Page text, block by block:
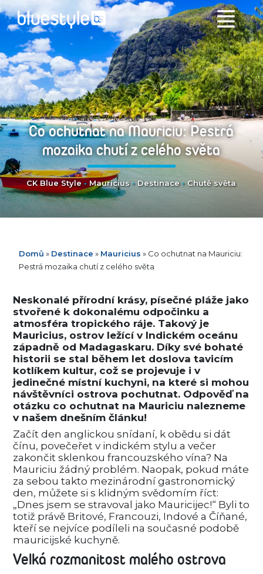
Co ochutnat na Mauriciu: Pestrá
mozaika chutí z celého světa
CK Blue Style• Mauricius•Destinace•Chutě světa
Domů » Destinace » Mauricius » Co ochutnat na Mauriciu:
Pestrá mozaika chutí z celého světa
Neskonalé přírodní krásy, písečné pláže jako
stvořené k dokonalému odpočinku a
atmosféra tropického ráje. Takový je
Mauricius, ostrov ležící v Indickém oceánu
západně od Madagaskaru. Díky své bohaté
historii se stal během let doslova tavicím
kotlíkem kultur, což se projevuje i v
jedinečné místní kuchyni, na které si mohou
návštěvníci ostrova pochutnat. Odpověď na
otázku co ochutnat na Mauriciu nalezneme
v našem dnešním článku!
Začít den anglickou snídaní, k obědu si dát
čínu, povečeřet v indickém stylu a večer
zakončit sklenkou francouzského vína? Na
Mauriciu žádný problém. Naopak, pokud máte
za sebou takto mezinárodní gastronomický
den, můžete si s klidným svědomím říct:
„Dnes jsem se stravoval jako Mauricijec!“ Byli to
totiž právě Britové, Francouzi, Indové a Číňané,
kteří se nejvíce podíleli na současné podobě
mauricijské kuchyně.
Velká rozmanitost malého ostrova